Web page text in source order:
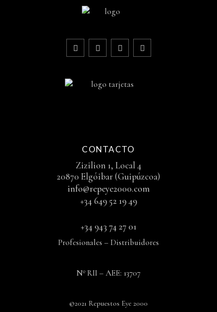
CONTACTO
Zizilion 1, Local 4
20870 Elgóibar (Guipúzcoa)
info@repeye2000.com
+34 649 52 19 49
+34 943 74 27 01
Profesionales – Distribuidores
Nº RII – AEE: 13707
©2021 Repuestos Eye 2000